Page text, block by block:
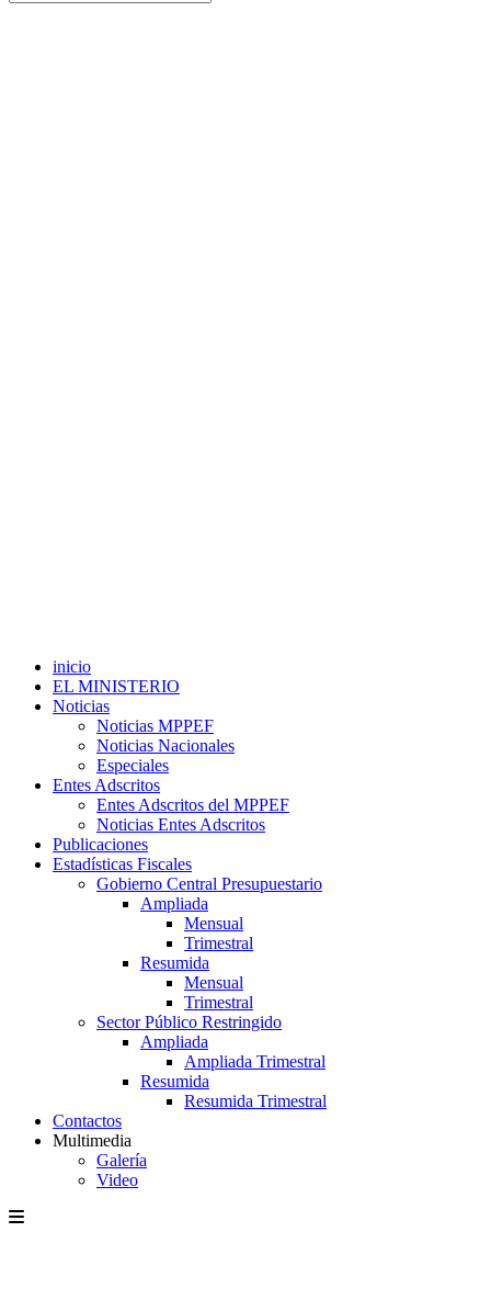
inicio
EL MINISTERIO
Noticias
Noticias MPPEF
Noticias Nacionales
Especiales
Entes Adscritos
Entes Adscritos del MPPEF
Noticias Entes Adscritos
Publicaciones
Estadísticas Fiscales
Gobierno Central Presupuestario
Ampliada
Mensual
Trimestral
Resumida
Mensual
Trimestral
Sector Público Restringido
Ampliada
Ampliada Trimestral
Resumida
Resumida Trimestral
Contactos
Multimedia
Galería
Video